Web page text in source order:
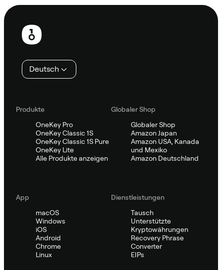
Fußzeile
Deutsch
Produkte
OneKey Pro
OneKey Classic 1S
OneKey Classic 1S Pure
OneKey Lite
Alle Produkte anzeigen
Globaler Shop
Globaler Shop
Amazon Japan
Amazon USA, Kanada
und Mexiko
Amazon Deutschland
App
macOS
Windows
iOS
Android
Chrome
Linux
Dienstleistungen
Tausch
Unterstützte
Kryptowährungen
Recovery Phrase
Converter
EIPs